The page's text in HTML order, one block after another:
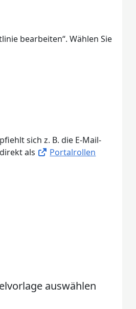
bearbeiten“. Wählen Sie
sich z. B. die E-Mail-
als
Portalrollen
auswählen